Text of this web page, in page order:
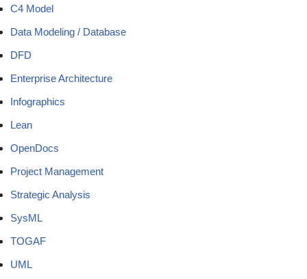
C4 Model
Data Modeling / Database
DFD
Enterprise Architecture
Infographics
Lean
OpenDocs
Project Management
Strategic Analysis
SysML
TOGAF
UML